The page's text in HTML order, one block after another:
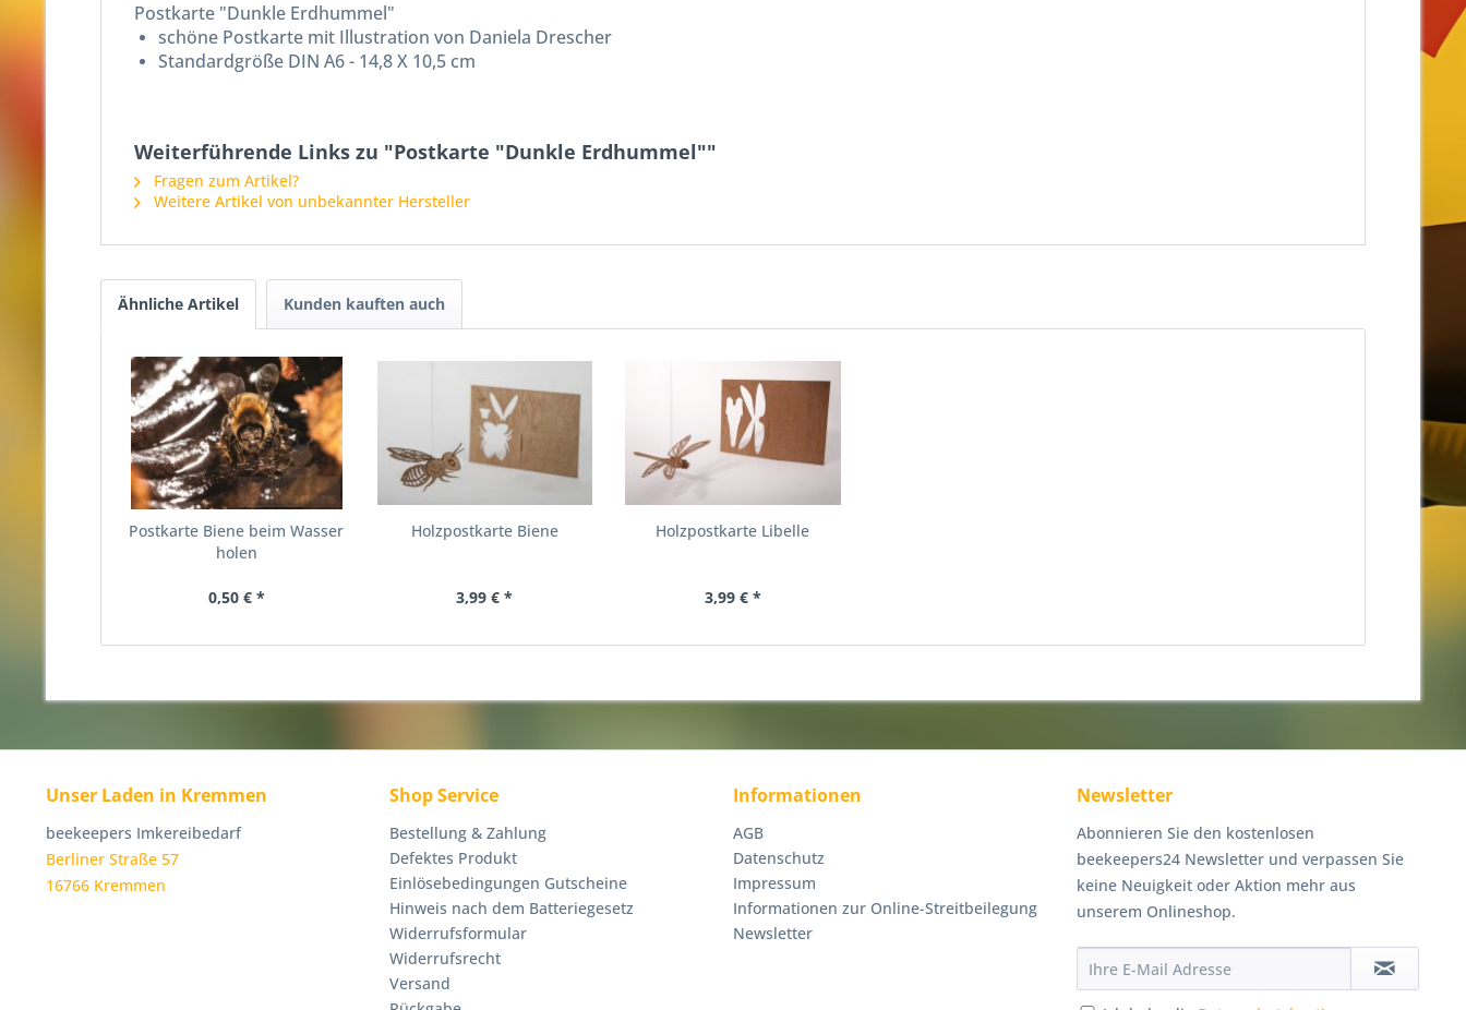
Postkarte "Dunkle Erdhummel"
schöne Postkarte mit Illustration von Daniela Drescher
Standardgröße DIN A6 - 14,8 X 10,5 cm
Weiterführende Links zu "Postkarte "Dunkle Erdhummel""
Fragen zum Artikel?
Weitere Artikel von unbekannter Hersteller
Ähnliche Artikel Kunden kauften auch
Postkarte Biene beim Wasser
holen
0,50 € *
Holzpostkarte Biene
3,99 € *
Holzpostkarte Libelle
3,99 € *
Unser Laden in Kremmen
beekeepers Imkereibedarf
Berliner Straße 57
16766 Kremmen
Shop Service
Bestellung & Zahlung
Defektes Produkt
Einlösebedingungen Gutscheine
Hinweis nach dem Batteriegesetz
Widerrufsformular
Widerrufsrecht
Versand
Informationen
AGB
Datenschutz
Impressum
Informationen zur Online-Streitbeilegung
Newsletter
Newsletter
Abonnieren Sie den kostenlosen
beekeepers24 Newsletter und verpassen Sie
keine Neuigkeit oder Aktion mehr aus
unserem Onlineshop.